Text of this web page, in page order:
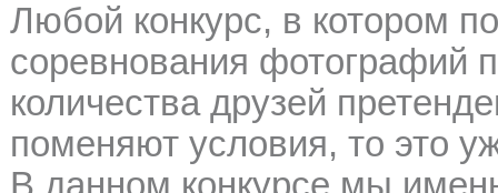
Любой конкурс, в котором
соревнования фотографий
количества друзей
поменяют условия, то это